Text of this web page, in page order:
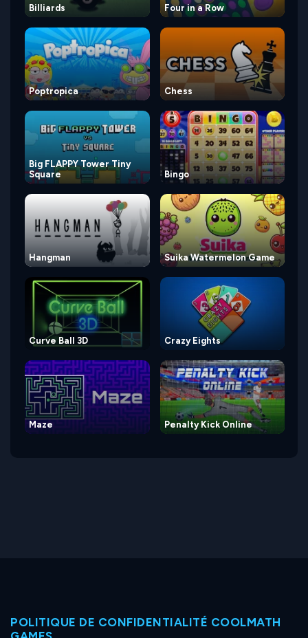
Billiards Four in a Row
Poptropica Chess
Big FLAPPY Tower Tiny
Square
Bingo
Hangman Suika Watermelon Game
Curve Ball 3D Crazy Eights
Maze Penalty Kick Online
POLITIQUE DE CONFIDENTIALITÉ COOLMATH